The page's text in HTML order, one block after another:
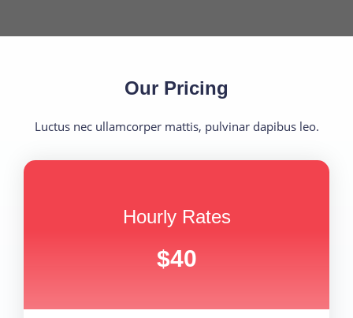
Our Pricing
Luctus nec ullamcorper mattis, pulvinar dapibus leo.
Hourly Rates
$40